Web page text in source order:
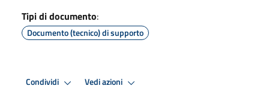
Tipi di documento:
Documento (tecnico) di supporto
Condividi Vedi azioni